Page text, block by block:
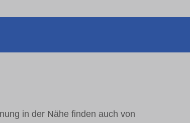
in der Nähe finden auch von